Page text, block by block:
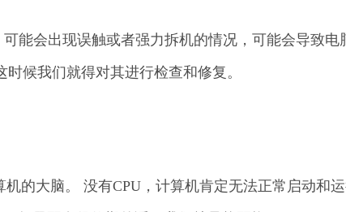
能会出现误触或者强力拆机的情况，可能会导致电
候我们就得对其进行检查和修复。
机的大脑。 没有CPU，计算机肯定无法正常启动和